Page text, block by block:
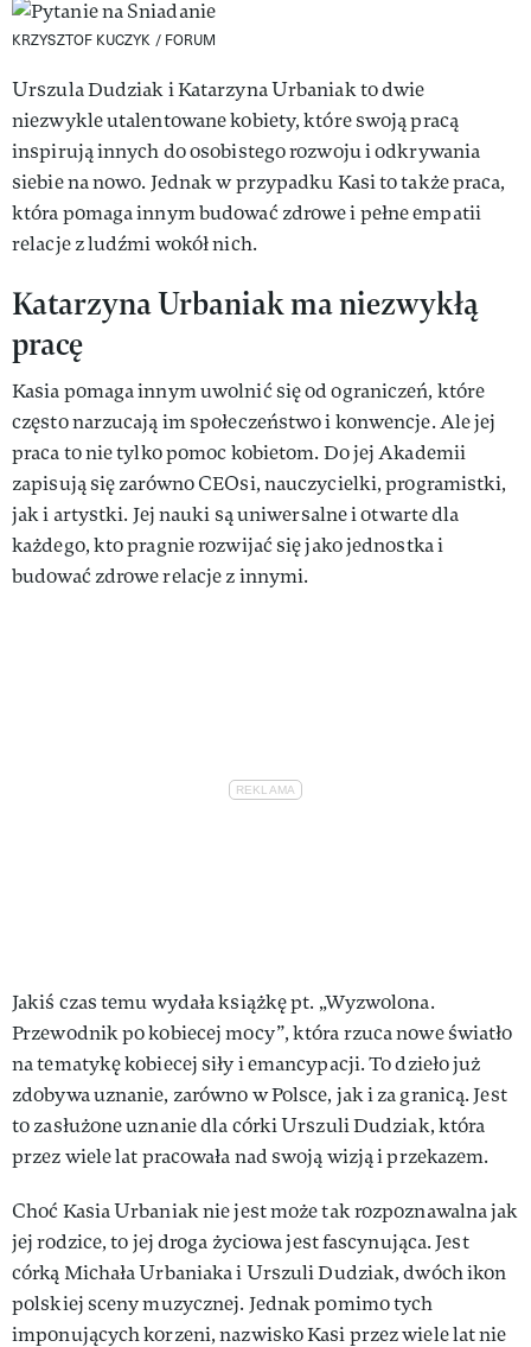
KRZYSZTOF KUCZYK / FORUM
Urszula Dudziak i Katarzyna Urbaniak to dwie
niezwykle utalentowane kobiety, które swoją pracą
inspirują innych do osobistego rozwoju i odkrywania
siebie na nowo. Jednak w przypadku Kasi to także praca,
która pomaga innym budować zdrowe i pełne empatii
relacje z ludźmi wokół nich.
Katarzyna Urbaniak ma niezwykłą
pracę
Kasia pomaga innym uwolnić się od ograniczeń, które
często narzucają im społeczeństwo i konwencje. Ale jej
praca to nie tylko pomoc kobietom. Do jej Akademii
zapisują się zarówno CEOsi, nauczycielki, programistki,
jak i artystki. Jej nauki są uniwersalne i otwarte dla
każdego, kto pragnie rozwijać się jako jednostka i
budować zdrowe relacje z innymi.
Jakiś czas temu wydała książkę pt. „Wyzwolona.
Przewodnik po kobiecej mocy”, która rzuca nowe światło
na tematykę kobiecej siły i emancypacji. To dzieło już
zdobywa uznanie, zarówno w Polsce, jak i za granicą. Jest
to zasłużone uznanie dla córki Urszuli Dudziak, która
przez wiele lat pracowała nad swoją wizją i przekazem.
Choć Kasia Urbaniak nie jest może tak rozpoznawalna jak
jej rodzice, to jej droga życiowa jest fascynująca. Jest
córką Michała Urbaniaka i Urszuli Dudziak, dwóch ikon
polskiej sceny muzycznej. Jednak pomimo tych
imponujących korzeni, nazwisko Kasi przez wiele lat nie